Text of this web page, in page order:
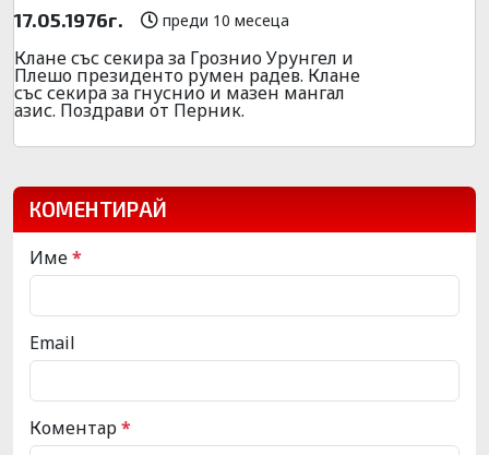
17.05.1976г. преди 10 месеца
Клане със секира за Грознио Урунгел и
Плешо президенто румен радев. Клане
със секира за гнуснио и мазен мангал
азис. Поздрави от Перник.
КОМЕНТИРАЙ
Име*
Email
Коментар*